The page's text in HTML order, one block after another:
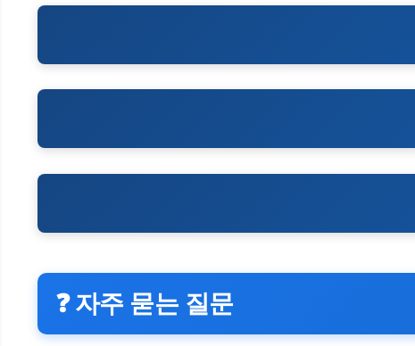
❓ 자주 묻는 질문